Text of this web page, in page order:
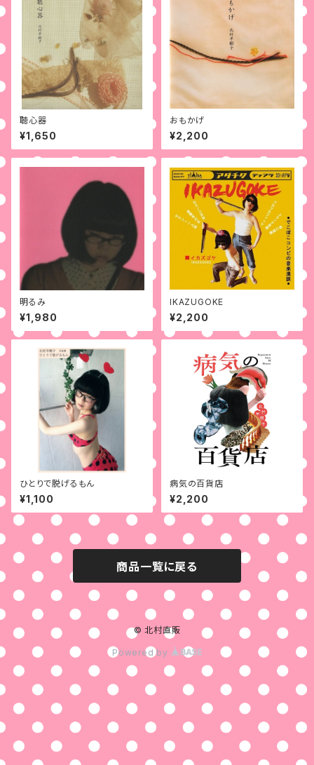
聴心器
¥1,650
おもかげ
¥2,200
明るみ
¥1,980
IKAZUGOKE
¥2,200
ひとりで脱げるもん
¥1,100
病気の百貨店
¥2,200
商品一覧に戻る
© 北村直販
Powered by